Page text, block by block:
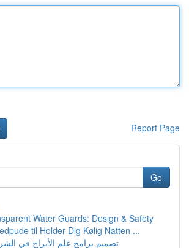
Report Page
Go
Water Guards: Design & Safety
til Holder Dig Kølig Natten ...
تصميم برامج علم الأبراج في